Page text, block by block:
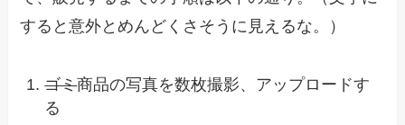
すると意外とめんどくさそうに見えるな。）
ゴミ商品の写真を数枚撮影、アップロードす
る